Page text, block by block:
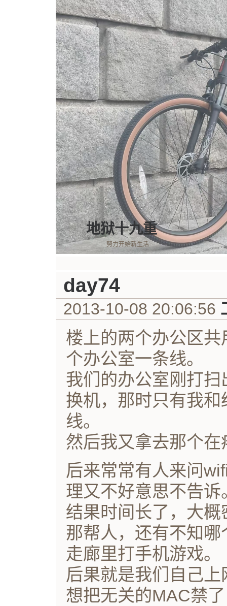
地狱十九重
努力开始新生活
day74
2013-10-08 20:06:56
楼上的两个办公区
个办公室一条线。
我们的办公室刚打
换机，那时只有我
线。
然后我又拿去那个
后来常常有人来问
理又不好意思不告诉
结果时间长了，大
那帮人，还有不知
走廊里打手机游戏。
后果就是我们自己上
想把无关的MAC禁